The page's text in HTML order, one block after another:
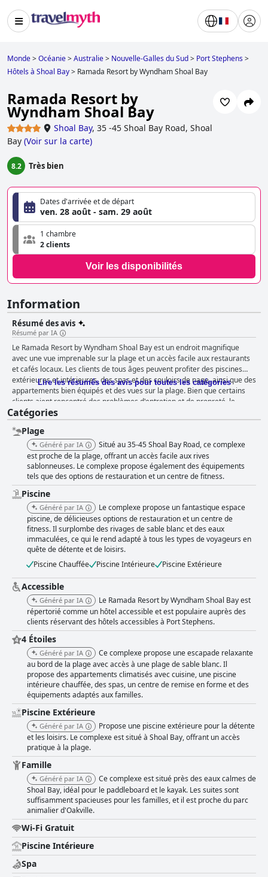
Monde>Océanie>Australie> Nouvelle-Galles du Sud> Port Stephens>
Hôtels à Shoal Bay> Ramada Resort by Wyndham Shoal Bay
Ramada Resort by
Wyndham Shoal Bay
Shoal Bay, 35 -45 Shoal Bay Road, Shoal
Bay (Voir sur la carte)
8.2 Très bien
Dates d'arrivée et de départ
ven. 28 août - sam. 29 août
1 chambre
2 clients
Voir les disponibilités
Information
Résumé des avis
Résumé par IA
Le Ramada Resort by Wyndham Shoal Bay est un endroit magnifique
avec une vue imprenable sur la plage et un accès facile aux restaurants
et cafés locaux. Les clients de tous âges peuvent profiter des piscines
extérieures et intérieures, des spas et des couloirs de nage, ainsi que des
appartements bien équipés et des vues sur la plage. Bien que certains
clients aient rencontré des problèmes d'entretien et de propreté, le
personnel serviable et amical a compensé ces désagréments. Les
familles peuvent passer un agréable moment et créer des souvenirs
grâce aux équipements adaptés aux enfants, à la salle de jeux et à la
proximité des attractions. Bien que certains clients aient eu des
expériences mitigées avec les lits, le Ramada Resort est dans l'ensemble
un excellent séjour relaxant pour ceux qui cherchent à se détendre et à
profiter de vacances à la plage.
Lire les résumés des avis pour toutes les catégories
Catégories
Plage
Généré par IA
Situé au 35-45 Shoal Bay Road, ce complexe
est proche de la plage, offrant un accès facile aux rives
sablonneuses. Le complexe propose également des équipements
tels que des options de restauration et un centre de fitness.
Piscine
Généré par IA
Le complexe propose un fantastique espace
piscine, de délicieuses options de restauration et un centre de
fitness. Il surplombe des rivages de sable blanc et des eaux
immaculées, ce qui le rend adapté à tous les types de voyageurs en
quête de détente et de loisirs.
Piscine Chauffée
Piscine Intérieure Piscine Extérieure
Accessible
Généré par IA
Le Ramada Resort by Wyndham Shoal Bay est
répertorié comme un hôtel accessible et est populaire auprès des
clients réservant des hôtels accessibles à Port Stephens.
4 Étoiles
Généré par IA
Ce complexe propose une escapade relaxante
au bord de la plage avec accès à une plage de sable blanc. Il
propose des appartements climatisés avec cuisine, une piscine
intérieure chauffée, des spas, un centre de remise en forme et des
équipements adaptés aux familles.
Piscine Extérieure
Généré par IA
Propose une piscine extérieure pour la détente
et les loisirs. Le complexe est situé à Shoal Bay, offrant un accès
pratique à la plage.
Famille
Généré par IA
Ce complexe est situé près des eaux calmes de
Shoal Bay, idéal pour le paddleboard et le kayak. Les suites sont
suffisamment spacieuses pour les familles, et il est proche du parc
animalier d'Oakville.
Wi-Fi Gratuit
Piscine Intérieure
Spa